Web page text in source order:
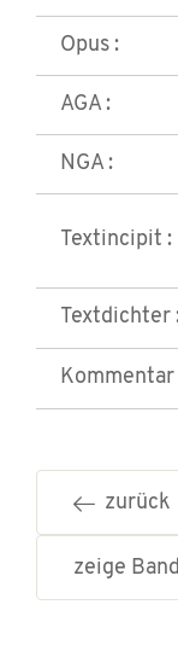
Opus :
AGA :
NGA :
Textincipit :
Textdichter
Kommentar
zurück
zeige